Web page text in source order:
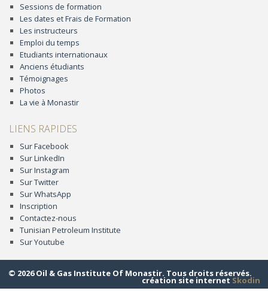
Sessions de formation
Les dates et Frais de Formation
Les instructeurs
Emploi du temps
Etudiants internationaux
Anciens étudiants
Témoignages
Photos
La vie à Monastir
LIENS RAPIDES
Sur Facebook
Sur LinkedIn
Sur Instagram
Sur Twitter
Sur WhatsApp
Inscription
Contactez-nous
Tunisian Petroleum Institute
Sur Youtube
© 2026 Oil & Gas Institute Of Monastir. Tous droits réservés.
création site internet Skodin